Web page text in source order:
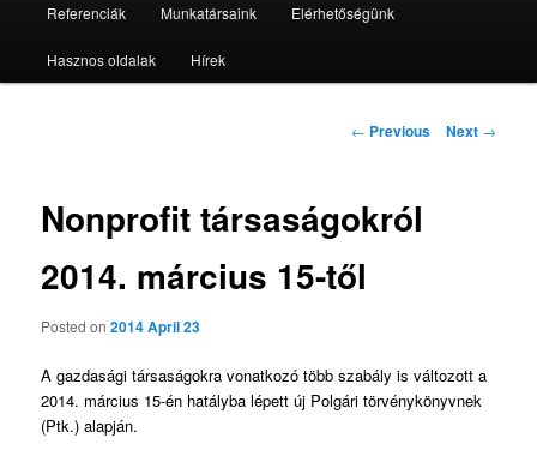
Referenciák Munkatársaink Elérhetőségünk
Hasznos oldalak Hírek
Post
← Previous Next →
Nonprofit társaságokról
2014. március 15-től
Posted on2014 April 23
A gazdasági társaságokra vonatkozó több szabály is változott a
2014. március 15-én hatályba lépett új Polgári törvénykönyvnek
(Ptk.) alapján.